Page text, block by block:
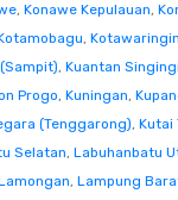
, Konawe Kepulauan,
,
, Kuantan Singingi
Progo, Kuningan,
(Tenggarong), Kutai
Selatan, Labuhanbatu
, Lampung